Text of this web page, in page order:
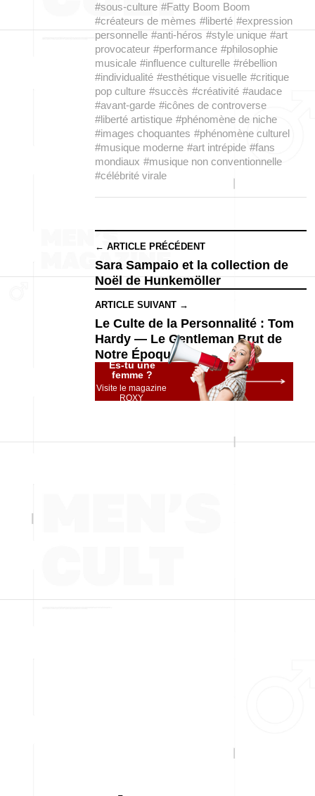
#sous-culture #Fatty Boom Boom
#créateurs de mèmes #liberté #expression
personnelle #anti-héros #style unique #art
provocateur #performance #philosophie
musicale #influence culturelle #rébellion
#individualité #esthétique visuelle #critique
pop culture #succès #créativité #audace
#avant-garde #icônes de controverse
#liberté artistique #phénomène de niche
#images choquantes #phénomène culturel
#musique moderne #art intrépide #fans
mondiaux #musique non conventionnelle
#célébrité virale
← ARTICLE PRÉCÉDENT
Sara Sampaio et la collection de
Noël de Hunkemöller
ARTICLE SUIVANT →
Le Culte de la Personnalité : Tom
Hardy — Le Gentleman Brut de
Notre Époque
Es-tu une
femme ?
Visite le magazine
ROXY